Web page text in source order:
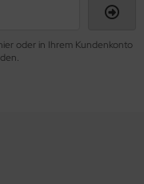
oder in Ihrem Kundenkonto